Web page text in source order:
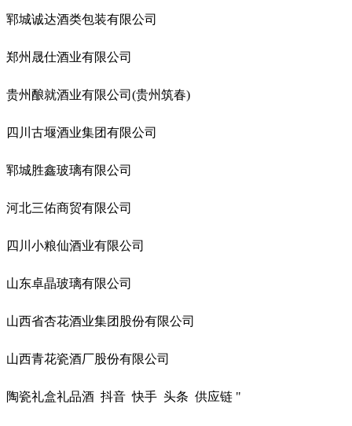
郓城诚达酒类包装有限公司
郑州晟仕酒业有限公司
贵州酿就酒业有限公司(贵州筑春)
四川古堰酒业集团有限公司
郓城胜鑫玻璃有限公司
河北三佑商贸有限公司
四川小粮仙酒业有限公司
山东卓晶玻璃有限公司
山西省杏花酒业集团股份有限公司
山西青花瓷酒厂股份有限公司
陶瓷礼盒礼品酒 抖音 快手 头条 供应链 "